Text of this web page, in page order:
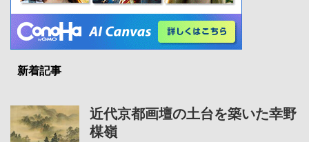
新着記事
近代京都画壇の土台を築いた幸野
楳嶺